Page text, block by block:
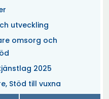
utveckling
omsorg och
2025
Stöd till vuxna